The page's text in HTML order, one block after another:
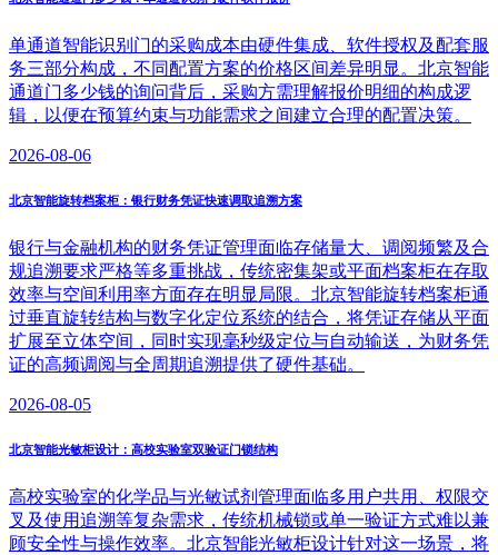
单通道智能识别门的采购成本由硬件集成、软件授权及配套服
务三部分构成，不同配置方案的价格区间差异明显。北京智能
通道门多少钱的询问背后，采购方需理解报价明细的构成逻
辑，以便在预算约束与功能需求之间建立合理的配置决策。
2026-08-06
北京智能旋转档案柜：银行财务凭证快速调取追溯方案
银行与金融机构的财务凭证管理面临存储量大、调阅频繁及合
规追溯要求严格等多重挑战，传统密集架或平面档案柜在存取
效率与空间利用率方面存在明显局限。北京智能旋转档案柜通
过垂直旋转结构与数字化定位系统的结合，将凭证存储从平面
扩展至立体空间，同时实现毫秒级定位与自动输送，为财务凭
证的高频调阅与全周期追溯提供了硬件基础。
2026-08-05
北京智能光敏柜设计：高校实验室双验证门锁结构
高校实验室的化学品与光敏试剂管理面临多用户共用、权限交
叉及使用追溯等复杂需求，传统机械锁或单一验证方式难以兼
顾安全性与操作效率。北京智能光敏柜设计针对这一场景，将